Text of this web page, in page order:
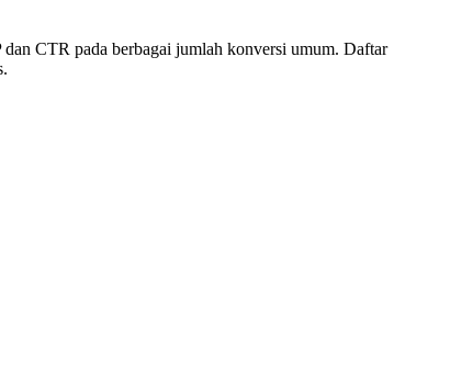
CTR pada berbagai jumlah konversi umum. Daftar